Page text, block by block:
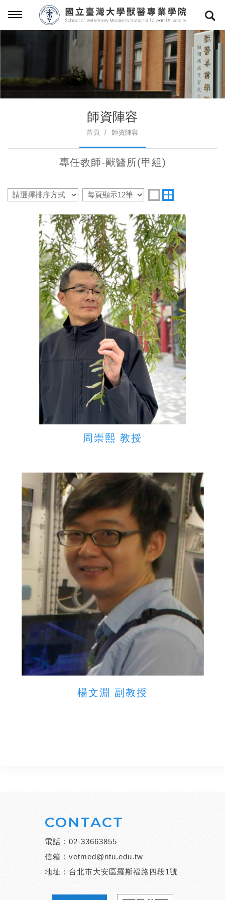
師資陣容
首頁 師資陣容
專任教師-獸醫所(甲組)
周崇熙 教授
楊文淵 副教授
CONTACT
電話： 02-33663855
信箱： vetmed@ntu.edu.tw
地址：台北市大安區羅斯福路四段1號